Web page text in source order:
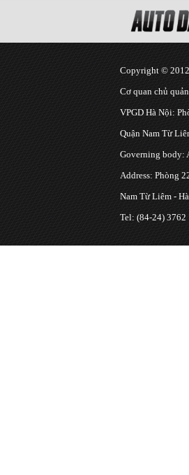
Copyright ©
Cơ quan chủ
VPGD Hà Nội:
Quận Nam Từ
Governing body:
Address: Phòng
Nam Từ Liêm -
Tel: (84-24)